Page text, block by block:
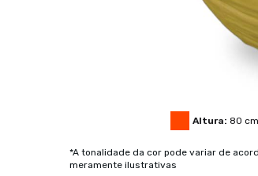
Altura: 80 cm
*A tonalidade da cor pode variar de
meramente ilustrativas